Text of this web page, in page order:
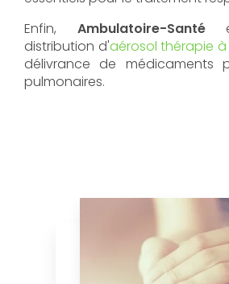
Enfin, Ambulatoire-Santé
distribution d'aérosol thérapie à
délivrance de médicaments
pulmonaires.